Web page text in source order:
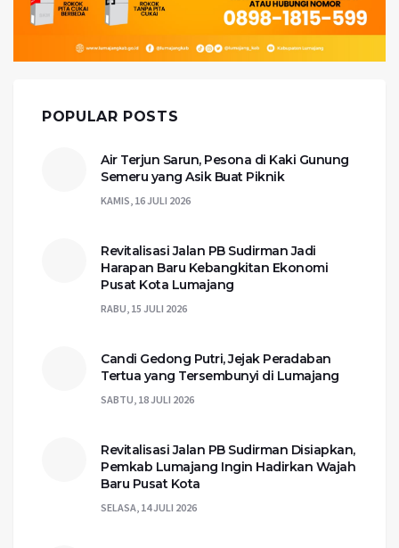
POPULAR POSTS
Air Terjun Sarun, Pesona di Kaki Gunung
Semeru yang Asik Buat Piknik
KAMIS, 16 JULI 2026
Revitalisasi Jalan PB Sudirman Jadi
Harapan Baru Kebangkitan Ekonomi
Pusat Kota Lumajang
RABU, 15 JULI 2026
Candi Gedong Putri, Jejak Peradaban
Tertua yang Tersembunyi di Lumajang
SABTU, 18 JULI 2026
Revitalisasi Jalan PB Sudirman Disiapkan,
Pemkab Lumajang Ingin Hadirkan Wajah
Baru Pusat Kota
SELASA, 14 JULI 2026